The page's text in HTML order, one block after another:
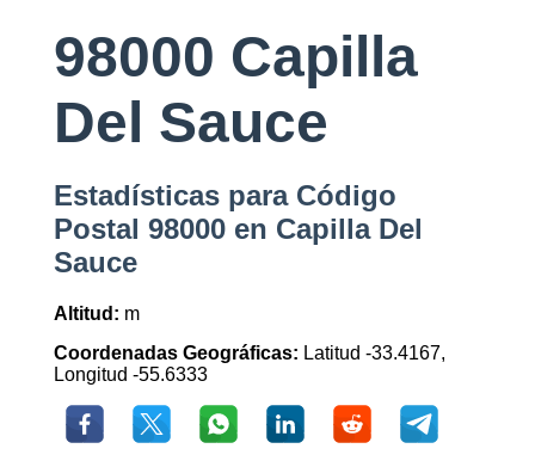
98000 Capilla
Del Sauce
Estadísticas para Código
Postal 98000 en Capilla Del
Sauce
Altitud: m
Coordenadas Geográficas: Latitud -33.4167,
Longitud -55.6333